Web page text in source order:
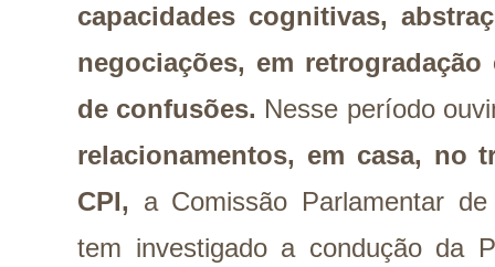
capacidades cognitivas,
negociações, em
de confusões. Nesse período
relacionamentos, em casa, no
CPI, a Comissão Parlamentar
tem investigado a condução da